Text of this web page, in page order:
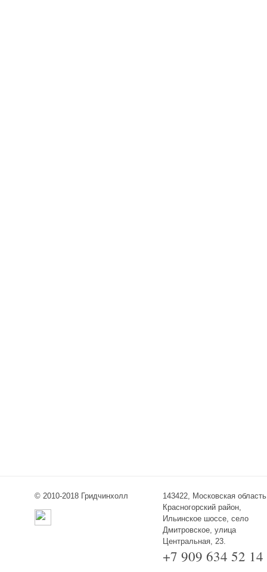
© 2010-2018 Гридчинхолл
143422, Московская
Красногорский район,
Ильинское шоссе, село
Дмитровское, улица
Центральная, 23.
+7 909 634 52 14